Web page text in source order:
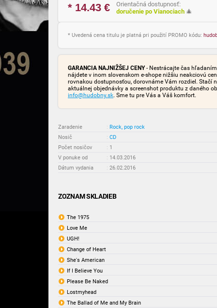
* 14.43 €
Orientačná dostupnosť:
doručenie po Vianociach 🎄
* Uvedená cena titulu je platná pri použití PROMO kódu:
GARANCIA NAJNIŽŠEJ CENY- Nestrácajte čas
nájdete v inom slovenskom e-shope nižšiu neakciovú
rovnakou dostupnosťou, dorovnáme Vám rozdiel. Stačí
aktuálnej objednávky a screenshot produktu z daného
info@hudobny.sk. Sme tu pre Vás a Váš komfort.
Zaradenie : Rock, pop rock
Nosič
: CD
Počet nosičov
: 1
V ponuke od
: 14.03.2016
Dátum vydania
: 26.02.2016
ZOZNAM SKLADIEB
The 1975
Love Me
UGH!
Change of Heart
She's American
If I Believe You
Please Be Naked
Lostmyhead
The Ballad of Me and My Brain